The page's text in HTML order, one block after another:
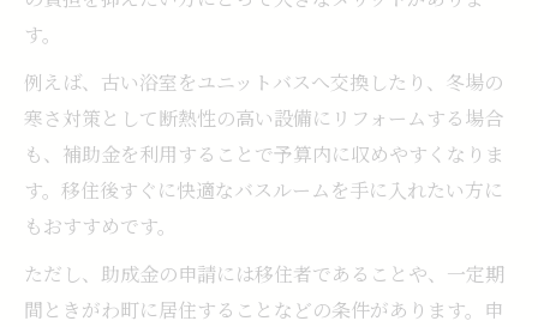
す。
例えば、古い浴室をユニットバスへ交換したり、冬場の
寒さ対策として断熱性の高い設備にリフォームする場合
も、補助金を利用することで予算内に収めやすくなりま
す。移住後すぐに快適なバスルームを手に入れたい方に
もおすすめです。
ただし、助成金の申請には移住者であることや、一定期
間ときがわ町に居住することなどの条件があります。申